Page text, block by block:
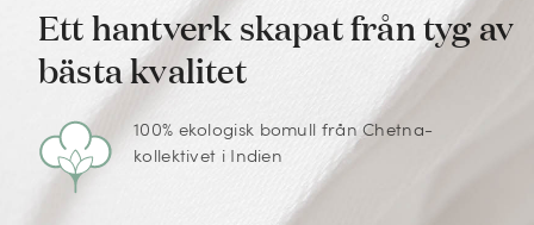
Ett hantverk skapat från tyg av
bästa kvalitet
100% ekologisk bomull från Chetna-
kollektivet i Indien